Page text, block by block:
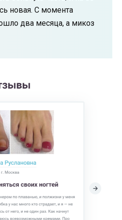
новая. С момента
два месяца, а микоз